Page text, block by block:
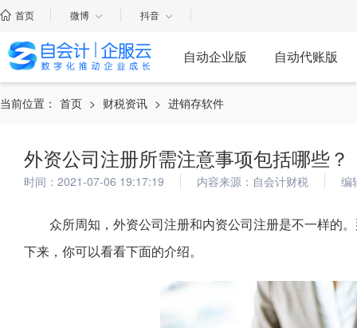
首页 微博 抖音
自动企业版 自动代账版
当前位置： 首页 > 财税资讯 > 进销存软件
外资公司注册所需注意事项包括哪些？
时间：2021-07-06 19:17:19 内容来源：自会计财税 编
众所周知，外资公司注册和内资公司注册是不一样的
下来，你可以看看下面的介绍。